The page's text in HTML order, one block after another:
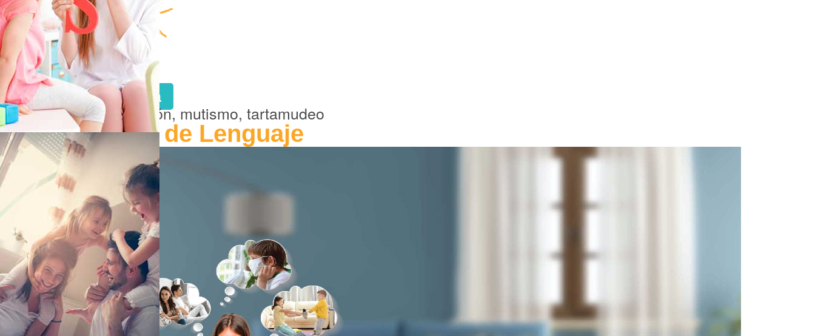
Hacer Cita
Pronunciación, mutismo, tartamudeo
Terapia de Lenguaje